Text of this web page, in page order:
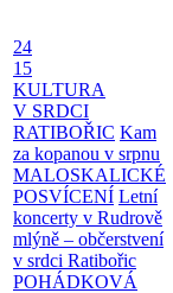
24
15
KULTURA
V SRDCI
RATIBOŘIC Kam
za kopanou v srpnu
MALOSKALICKÉ
POSVÍCENÍ Letní
koncerty v Rudrově
mlýně – občerstvení
v srdci Ratibořic
POHÁDKOVÁ